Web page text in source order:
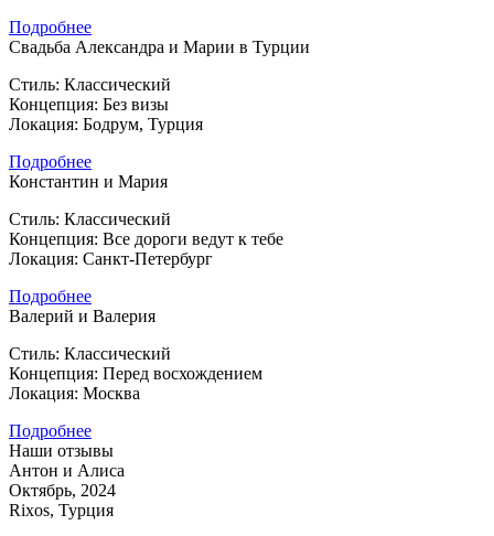
Подробнее
Свадьба Александра и Марии в Турции
Стиль: Классический
Концепция: Без визы
Локация: Бодрум, Турция
Подробнее
Константин и Мария
Стиль: Классический
Концепция: Все дороги ведут к тебе
Локация: Санкт-Петербург
Подробнее
Валерий и Валерия
Стиль: Классический
Концепция: Перед восхождением
Локация: Москва
Подробнее
Наши отзывы
Антон и Алиса
Октябрь, 2024
Rixos, Турция